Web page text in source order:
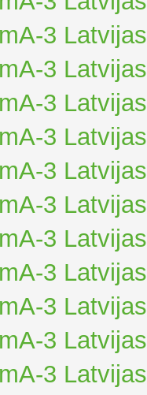
3
3
3
3
3
3
3
3
3
3
3